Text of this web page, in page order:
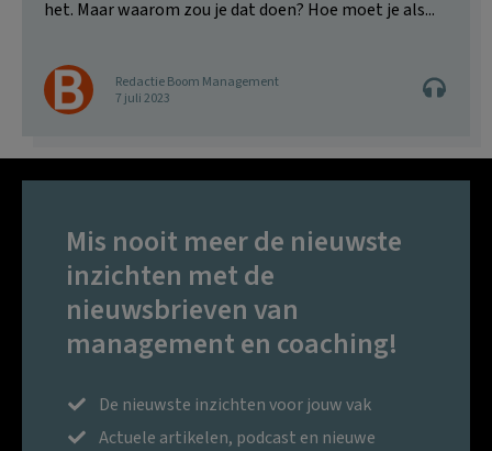
het. Maar waarom zou je dat doen? Hoe moet je als...
Redactie Boom Management
7 juli 2023
Mis nooit meer de nieuwste
inzichten met de
nieuwsbrieven van
management en coaching!
De nieuwste inzichten voor jouw vak
Actuele artikelen, podcast en nieuwe